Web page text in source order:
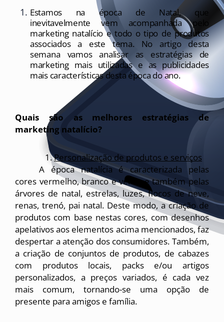
Estamos na época de Natal, que
inevitavelmente vem acompanhada pelo
marketing natalício e todo o tipo de produtos
associados a este tema. No artigo desta
semana vamos analisar as estratégias de
marketing mais utilizadas e as publicidades
mais características desta época do ano.
Quais são as melhores estratégias de
marketing natalício?
Personalização de produtos e serviços
A época natalícia é caracterizada pelas
cores vermelho, branco e verde e também pelas
árvores de natal, estrelas, luzes, flocos de neve,
renas, trenó, pai natal. Deste modo, a criação de
produtos com base nestas cores, com desenhos
apelativos aos elementos acima mencionados, faz
despertar a atenção dos consumidores. Também,
a criação de conjuntos de produtos, de cabazes
com produtos locais, packs e/ou artigos
personalizados, a preços variados, é cada vez
mais comum, tornando-se uma opção de
presente para amigos e família.